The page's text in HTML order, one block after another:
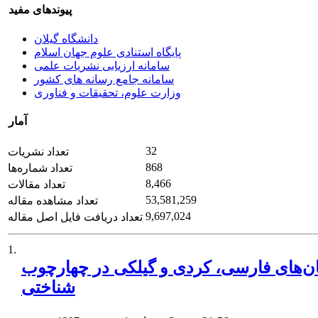
پیوندهای مفید
دانشگاه گیلان
پایگاه استنادی علوم جهان اسلام
سامانه ارزیابی نشریات علمی
سامانه جامع رسانه های کشور
وزارت علوم، تحقیقات و فناوری
آمار
تعداد نشریات
32
تعداد شماره‌ها
868
تعداد مقالات
8,466
تعداد مشاهده مقاله
53,581,259
تعداد دریافت فایل اصل مقاله 9,697,024
1.
فارسی، کردی و گیلکی در چهارچوب
شناختی